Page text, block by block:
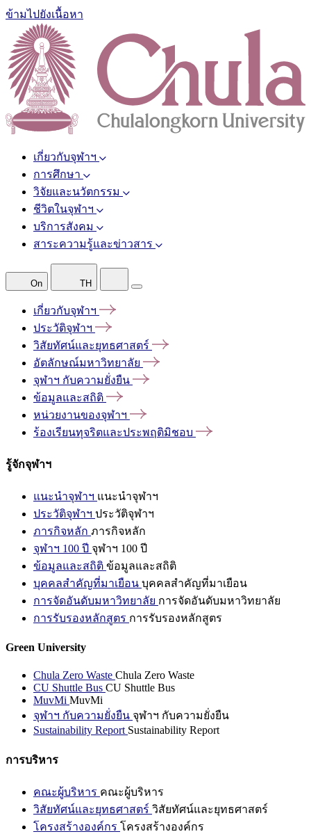
ข้ามไปยังเนื้อหา
เกี่ยวกับจุฬาฯ
การศึกษา
วิจัยและนวัตกรรม
ชีวิตในจุฬาฯ
บริการสังคม
สาระความรู้และข่าวสาร
On TH
เกี่ยวกับจุฬาฯ
ประวัติจุฬาฯ
วิสัยทัศน์และยุทธศาสตร์
อัตลักษณ์มหาวิทยาลัย
จุฬาฯ กับความยั่งยืน
ข้อมูลและสถิติ
หน่วยงานของจุฬาฯ
ร้องเรียนทุจริตและประพฤติมิชอบ
รู้จักจุฬาฯ
แนะนำจุฬาฯ แนะนำจุฬาฯ
ประวัติจุฬาฯ ประวัติจุฬาฯ
ภารกิจหลัก ภารกิจหลัก
จุฬาฯ 100 ปี จุฬาฯ 100 ปี
ข้อมูลและสถิติ ข้อมูลและสถิติ
บุคคลสำคัญที่มาเยือน บุคคลสำคัญที่มาเยือน
การจัดอันดับมหาวิทยาลัย การจัดอันดับมหาวิทยาลัย
การรับรองหลักสูตร การรับรองหลักสูตร
Green University
Chula Zero Waste Chula Zero Waste
CU Shuttle Bus CU Shuttle Bus
MuvMi MuvMi
จุฬาฯ กับความยั่งยืน จุฬาฯ กับความยั่งยืน
Sustainability Report Sustainability Report
การบริหาร
คณะผู้บริหาร คณะผู้บริหาร
วิสัยทัศน์และยุทธศาสตร์ วิสัยทัศน์และยุทธศาสตร์
โครงสร้างองค์กร โครงสร้างองค์กร